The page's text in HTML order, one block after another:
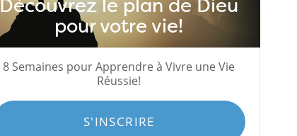
Découvrez le plan de Dieu
pour votre vie!
8 Semaines pour Apprendre à Vivre une Vie
Réussie!
S'INSCRIRE